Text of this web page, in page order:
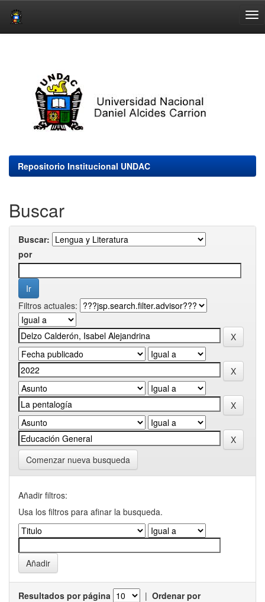
Repositorio Institucional UNDAC
Buscar
Buscar:
por
Filtros actuales:
Comenzar nueva busqueda
Añadir filtros:
Usa los filtros para afinar la busqueda.
Resultados por página | Ordenar por